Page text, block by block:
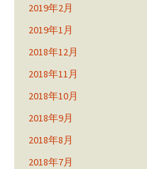
2019年2月
2019年1月
2018年12月
2018年11月
2018年10月
2018年9月
2018年8月
2018年7月